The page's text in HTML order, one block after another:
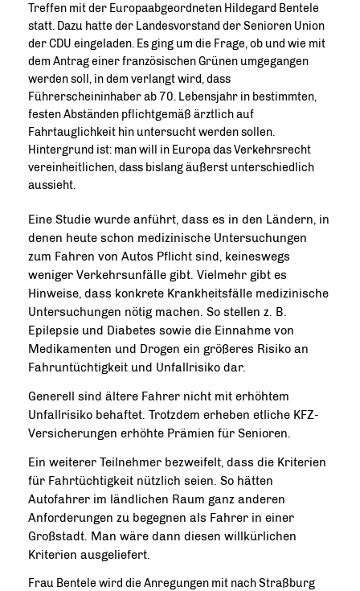
Treffen mit der Europaabgeordneten Hildegard Bentele
statt. Dazu hatte der Landesvorstand der Senioren Union
der CDU eingeladen. Es ging um die Frage, ob und wie mit
dem Antrag einer französischen Grünen umgegangen
werden soll, in dem verlangt wird, dass
Führerscheininhaber ab 70. Lebensjahr in bestimmten,
festen Abständen pflichtgemäß ärztlich auf
Fahrtauglichkeit hin untersucht werden sollen.
Hintergrund ist: man will in Europa das Verkehrsrecht
vereinheitlichen, dass bislang äußerst unterschiedlich
aussieht.
Eine Studie wurde anführt, dass es in den Ländern, in
denen heute schon medizinische Untersuchungen
zum Fahren von Autos Pflicht sind, keineswegs
weniger Verkehrsunfälle gibt. Vielmehr gibt es
Hinweise, dass konkrete Krankheitsfälle medizinische
Untersuchungen nötig machen. So stellen z. B.
Epilepsie und Diabetes sowie die Einnahme von
Medikamenten und Drogen ein größeres Risiko an
Fahruntüchtigkeit und Unfallrisiko dar.
Generell sind ältere Fahrer nicht mit erhöhtem
Unfallrisiko behaftet. Trotzdem erheben etliche KFZ-
Versicherungen erhöhte Prämien für Senioren.
Ein weiterer Teilnehmer bezweifelt, dass die Kriterien
für Fahrtüchtigkeit nützlich seien. So hätten
Autofahrer im ländlichen Raum ganz anderen
Anforderungen zu begegnen als Fahrer in einer
Großstadt. Man wäre dann diesen willkürlichen
Kriterien ausgeliefert.
Frau Bentele wird die Anregungen mit nach Straßburg